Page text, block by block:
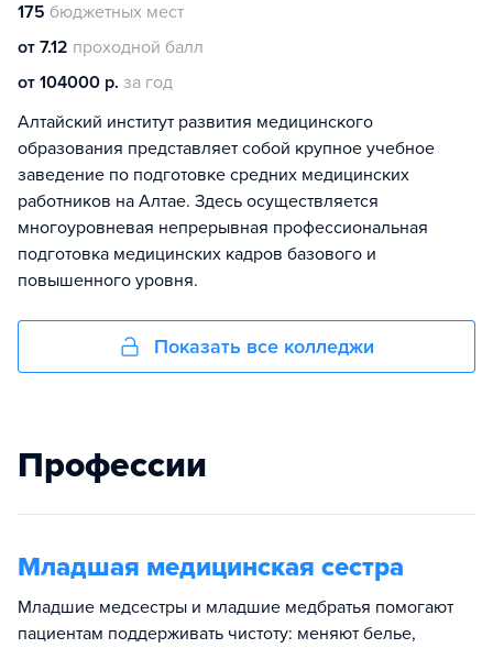
175 бюджетных мест
от 7.12 проходной балл
от 104000 р. за год
Алтайский институт развития медицинского
образования представляет собой крупное учебное
заведение по подготовке средних медицинских
работников на Алтае. Здесь осуществляется
многоуровневая непрерывная профессиональная
подготовка медицинских кадров базового и
повышенного уровня.
Показать все колледжи
Профессии
Младшая медицинская сестра
Младшие медсестры и младшие медбратья помогают
пациентам поддерживать чистоту: меняют белье,